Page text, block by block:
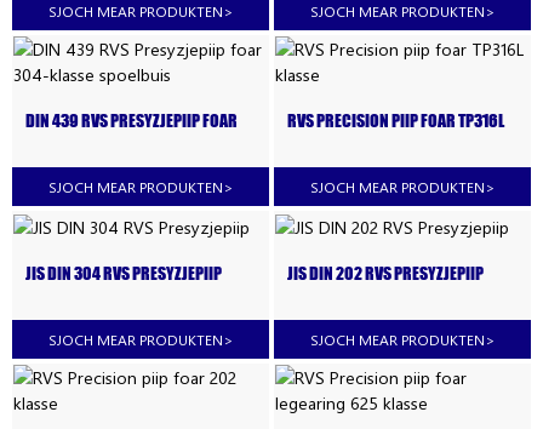
SJOCH MEAR PRODUKTEN> SJOCH MEAR PRODUKTEN>
DIN 439 RVS PRESYZJEPIIP FOAR
SJOCH MEAR PRODUKTEN>
RVS PRECISION PIIP FOAR TP316L
SJOCH MEAR PRODUKTEN>
JIS DIN 304 RVS PRESYZJEPIIP
SJOCH MEAR PRODUKTEN>
JIS DIN 202 RVS PRESYZJEPIIP
SJOCH MEAR PRODUKTEN>